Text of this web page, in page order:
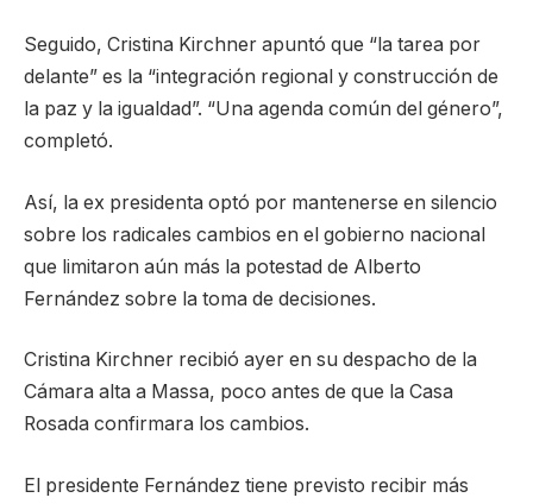
Seguido, Cristina Kirchner apuntó que “la tarea por
delante” es la “integración regional y construcción de
la paz y la igualdad”. “Una agenda común del género”,
completó.
Así, la ex presidenta optó por mantenerse en silencio
sobre los radicales cambios en el gobierno nacional
que limitaron aún más la potestad de Alberto
Fernández sobre la toma de decisiones.
Cristina Kirchner recibió ayer en su despacho de la
Cámara alta a Massa, poco antes de que la Casa
Rosada confirmara los cambios.
El presidente Fernández tiene previsto recibir más